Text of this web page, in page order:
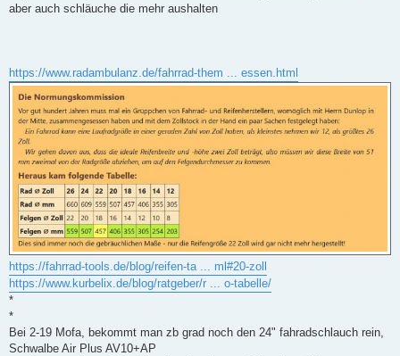
aber auch schläuche die mehr aushalten
https://www.radambulanz.de/fahrrad-them ... essen.html
https://fahrrad-tools.de/blog/reifen-ta ... ml#20-zoll
https://www.kurbelix.de/blog/ratgeber/r ... o-tabelle/
*
*
Bei 2-19 Mofa, bekommt man zb grad noch den 24" fahradschlauch rein,
Schwalbe Air Plus AV10+AP